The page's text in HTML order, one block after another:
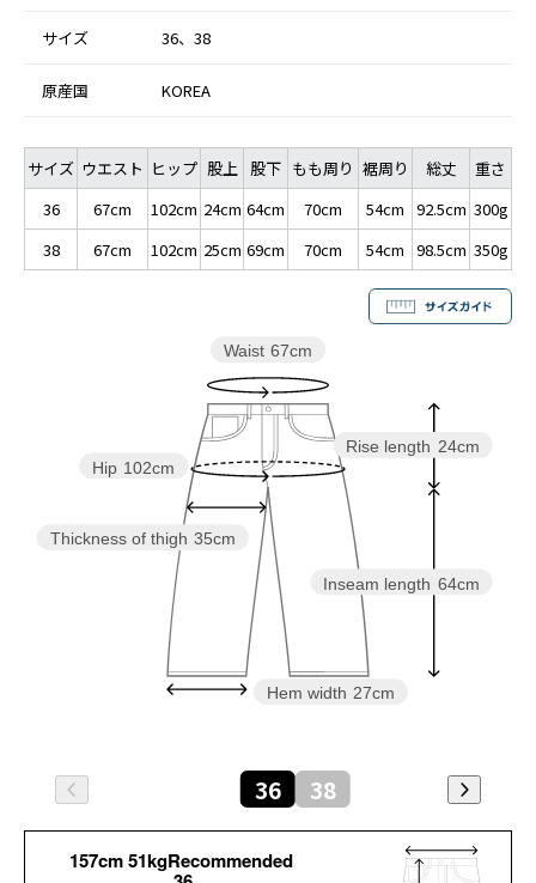
サイズ 36、38
原産国 KOREA
サイズ ウエスト ヒップ 股上 股下 もも周り 裾周り 総丈
重さ
36
67cm 102cm 24cm 64cm 70cm 54cm 92.5cm 300g
38
67cm 102cm 25cm 69cm 70cm 54cm 98.5cm 350g
Inseam length 64cm
Rise length 24cm
Hem width 27cm
Thickness of thigh 35cm
Hip 102cm
Waist 67cm
36 38
157cm 51kgRecommended